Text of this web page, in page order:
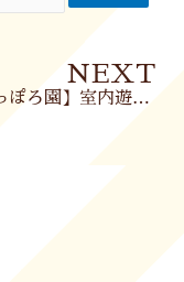
NEXT
【新さっぽろ園】室内遊び＆お散歩🌈